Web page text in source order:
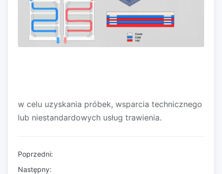
w celu uzyskania próbek, wsparcia technicznego
lub niestandardowych usług trawienia.
Poprzedni:
Następny: